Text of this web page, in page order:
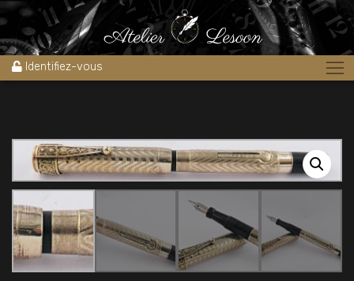
Identifiez-vous
Accueil » Boutique Stylos » Stylos plume Stylos plume flexible »
Stylo plume à levier MORISSON’s ébonite & plaqué or 1930’s